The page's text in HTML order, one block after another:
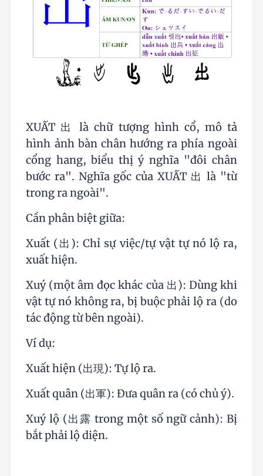
XUẤT 出 là chữ tượng hình cổ, mô tả
hình ảnh bàn chân hướng ra phía ngoài
cổng hang, biểu thị ý nghĩa "đôi chân
bước ra". Nghĩa gốc của XUẤT 出 là "từ
trong ra ngoài".
Cần phân biệt giữa:
Xuất (出): Chỉ sự việc/tự vật tự nó lộ ra,
xuất hiện.
Xuý (một âm đọc khác của 出): Dùng khi
vật tự nó không ra, bị buộc phải lộ ra (do
tác động từ bên ngoài).
Ví dụ:
Xuất hiện (出現): Tự lộ ra.
Xuất quân (出軍): Đưa quân ra (có chủ ý).
Xuý lộ (出露 trong một số ngữ cảnh): Bị
bắt phải lộ diện.